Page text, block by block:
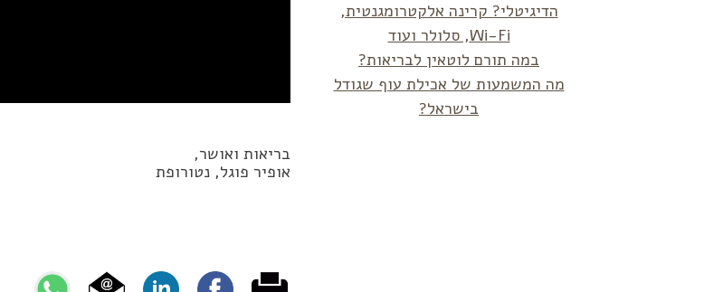
בריאות ואושר,
אופיר פוגל, נטורופת
הדיגיטלי? קרינה אלקטרומגנטית,
Wi-Fi, סלולר ועוד
במה תורם לוטאין לבריאות?
מה המשמעות של אכילת עוף שגודל
בישראל?